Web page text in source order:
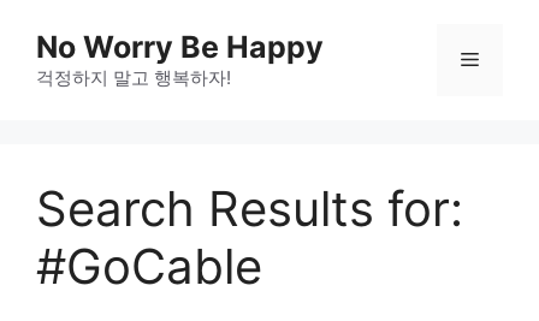
content
No Worry Be Happy
걱정하지 말고 행복하자!
Menu
Search Results for:
#GoCable